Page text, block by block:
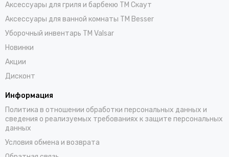
Аксессуары для гриля и барбекю TM Скаут
Аксессуары для ванной комнаты TM Besser
Уборочный инвентарь TM Valsar
Новинки
Акции
Дисконт
Информация
Политика в отношении обработки персональных данных и
сведения о реализуемых требованиях к защите персональных
данных
Условия обмена и возврата